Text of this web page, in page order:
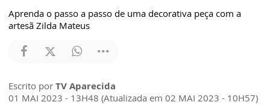
Aprenda o passo a passo de uma decorativa peça com a
artesã Zilda Mateus
Escrito por TV Aparecida
01 MAI 2023 - 13H48 (Atualizada em 02 MAI 2023 - 10H57)